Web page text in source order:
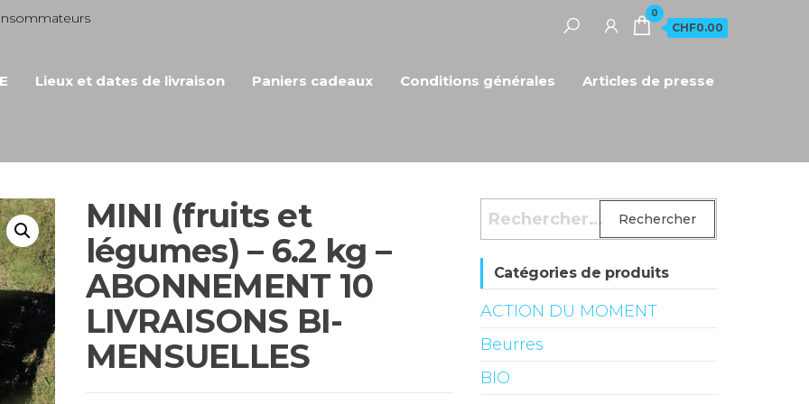
0
CHF0.00
Lieux et dates de livraison Paniers cadeaux Conditions générales Articles de presse
MINI (fruits et
légumes) – 6.2 kg –
ABONNEMENT 10
LIVRAISONS BI-
MENSUELLES
Rechercher :
Catégories de produits
ACTION DU MOMENT
Beurres
BIO